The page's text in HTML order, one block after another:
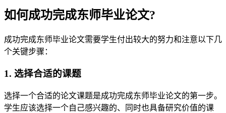
如何成功完成东师毕业论文?
成功完成东师毕业论文需要学生付出较大的努力和注意以下几
个关键步骤：
1. 选择合适的课题
选择一个合适的论文课题是成功完成东师毕业论文的第一步。
学生应该选择一个自己感兴趣的、同时也具备研究价值的课